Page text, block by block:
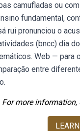
camufladas ou
fundamental,
rui pronunciou o
(bncc) dia
Web — para
entre
For more